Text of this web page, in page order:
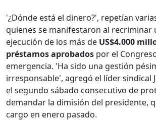
'¿Dónde está el dinero?', repetían
quienes se manifestaron al recriminar
ejecución de los más de US$4.000
préstamos aprobados por el
emergencia. 'Ha sido una gestión
irresponsable', agregó el líder sindical
el segundo sábado consecutivo de
demandar la dimisión del presidente,
cargo en enero pasado.